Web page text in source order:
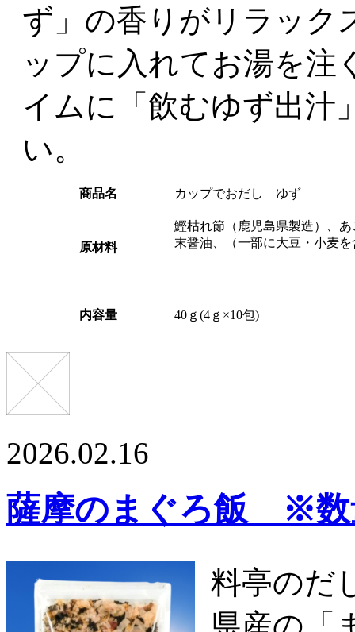
ず」の香りがリラック
ップに入れてお湯を注
イムに「飲むゆず出汁
い。
商品名 カップでおだし ゆず
原材料
鰹枯れ節（鹿児島県製造）、
末醤油、（一部に大豆・小麦を
内容量 40ｇ(4ｇ×10包)
2026.02.16
薩摩のまぐろ飯 ※数
料亭のだ